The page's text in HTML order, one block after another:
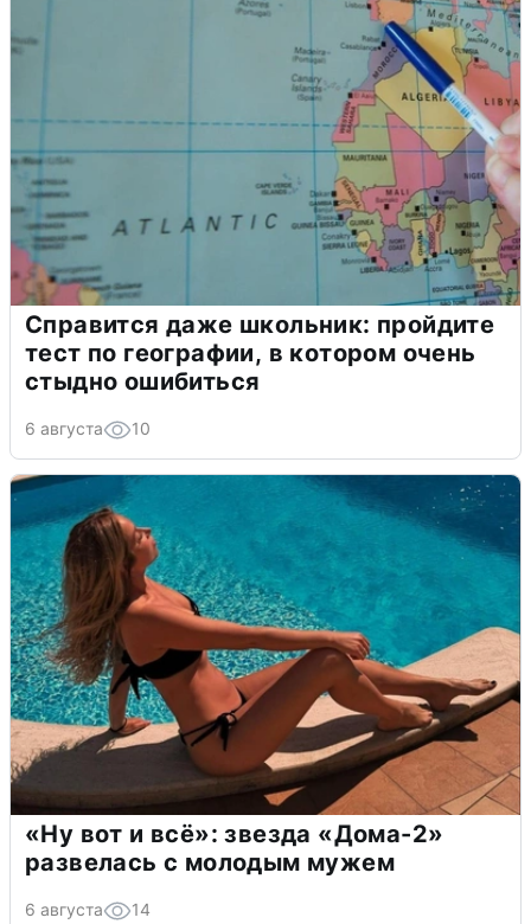
Справится даже школьник: пройдите
тест по географии, в котором очень
стыдно ошибиться
6 августа 10
«Ну вот и всё»: звезда «Дома-2»
развелась с молодым мужем
6 августа 14